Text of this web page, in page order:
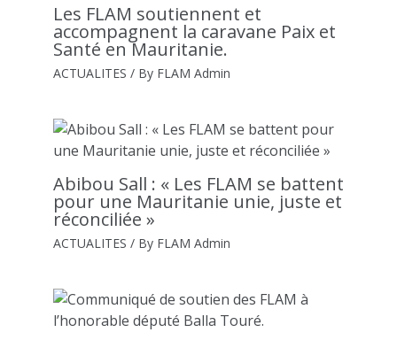
Les FLAM soutiennent et
accompagnent la caravane Paix et
Santé en Mauritanie.
ACTUALITES / By FLAM Admin
Abibou Sall : « Les FLAM se battent
pour une Mauritanie unie, juste et
réconciliée »
ACTUALITES / By FLAM Admin